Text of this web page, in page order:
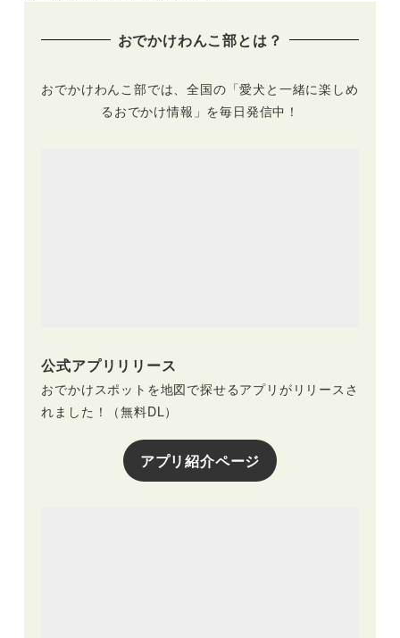
おでかけわんこ部とは？
おでかけわんこ部では、全国の「愛犬と一緒に楽しめ
るおでかけ情報」を毎日発信中！
公式アプリリリース
おでかけスポットを地図で探せるアプリがリリースさ
れました！（無料DL）
アプリ紹介ページ